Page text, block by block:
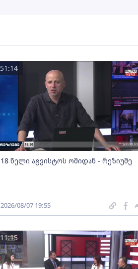
18 წელი აგვისტოს ომიდან - რეზიუმე
51:14
2026/08/07 19:55
11:15